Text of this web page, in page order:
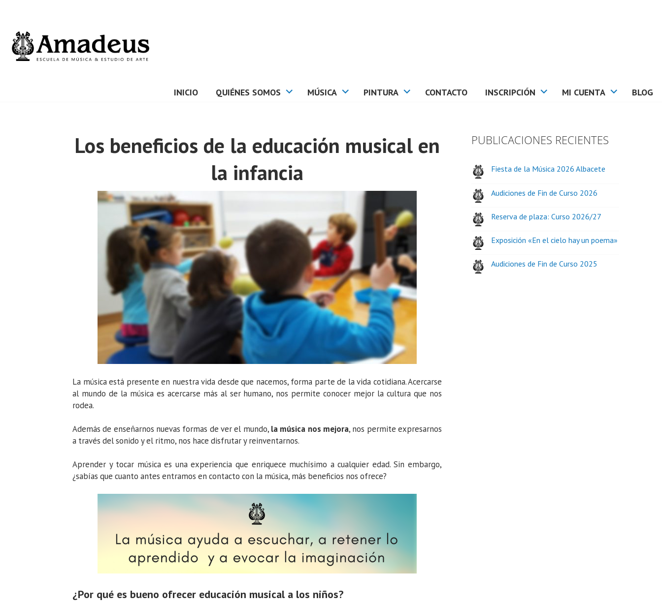
contenido
INICIO QUIÉNES SOMOS MÚSICA PINTURA CONTACTO INSCRIPCIÓN MI CUENTA BLOG
Los beneficios de la educación musical en
la infancia
La música está presente en nuestra vida desde que nacemos, forma parte de la vida cotidiana. Acercarse
al mundo de la música es acercarse más al ser humano, nos permite conocer mejor la cultura que nos
rodea.
Además de enseñarnos nuevas formas de ver el mundo, la música nos mejora, nos permite expresarnos
a través del sonido y el ritmo, nos hace disfrutar y reinventarnos.
Aprender y tocar música es una experiencia que enriquece muchísimo a cualquier edad. Sin embargo,
¿sabías que cuanto antes entramos en contacto con la música, más beneficios nos ofrece?
¿Por qué es bueno ofrecer educación musical a los niños?
PUBLICACIONES RECIENTES
Fiesta de la Música 2026 Albacete
Audiciones de Fin de Curso 2026
Reserva de plaza: Curso 2026/27
Exposición «En el cielo hay un poema»
Audiciones de Fin de Curso 2025